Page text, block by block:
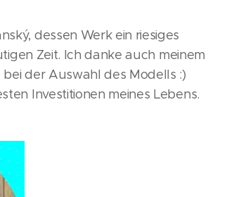
dessen Werk ein riesiges
Zeit. Ich danke auch meinem
der Auswahl des Modells :)
Investitionen meines Lebens.